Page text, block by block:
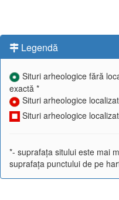
Legendă
Situri arheologice fără
exactă *
Situri arheologice
Situri arheologice
*- suprafața sitului este mai
suprafața punctului de pe